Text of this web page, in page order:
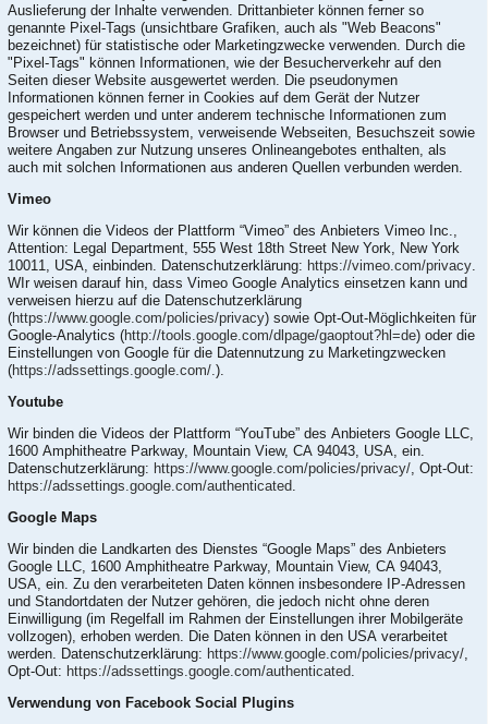
Auslieferung der Inhalte verwenden. Drittanbieter können ferner so
genannte Pixel-Tags (unsichtbare Grafiken, auch als "Web Beacons"
bezeichnet) für statistische oder Marketingzwecke verwenden. Durch die
"Pixel-Tags" können Informationen, wie der Besucherverkehr auf den
Seiten dieser Website ausgewertet werden. Die pseudonymen
Informationen können ferner in Cookies auf dem Gerät der Nutzer
gespeichert werden und unter anderem technische Informationen zum
Browser und Betriebssystem, verweisende Webseiten, Besuchszeit sowie
weitere Angaben zur Nutzung unseres Onlineangebotes enthalten, als
auch mit solchen Informationen aus anderen Quellen verbunden werden.
Vimeo
Wir können die Videos der Plattform “Vimeo” des Anbieters Vimeo Inc.,
Attention: Legal Department, 555 West 18th Street New York, New York
10011, USA, einbinden. Datenschutzerklärung: https://vimeo.com/privacy
WIr weisen darauf hin, dass Vimeo Google Analytics einsetzen kann und
verweisen hierzu auf die Datenschutzerklärung
(https://www.google.com/policies/privacy) sowie Opt-Out-Möglichkeiten für
Google-Analytics (http://tools.google.com/dlpage/gaoptout?hl=de) oder die
Einstellungen von Google für die Datennutzung zu Marketingzwecken
(https://adssettings.google.com/. ).
Youtube
Wir binden die Videos der Plattform “YouTube” des Anbieters Google LLC,
1600 Amphitheatre Parkway, Mountain View, CA 94043, USA, ein.
Datenschutzerklärung: https://www.google.com/policies/privacy/ , Opt-Out:
https://adssettings.google.com/authenticated
Google Maps
Wir binden die Landkarten des Dienstes “Google Maps” des Anbieters
Google LLC, 1600 Amphitheatre Parkway, Mountain View, CA 94043,
USA, ein. Zu den verarbeiteten Daten können insbesondere IP-Adressen
und Standortdaten der Nutzer gehören, die jedoch nicht ohne deren
Einwilligung (im Regelfall im Rahmen der Einstellungen ihrer Mobilgeräte
vollzogen), erhoben werden. Die Daten können in den USA verarbeitet
werden. Datenschutzerklärung: https://www.google.com/policies/privacy/
Opt-Out: https://adssettings.google.com/authenticated
Verwendung von Facebook Social Plugins